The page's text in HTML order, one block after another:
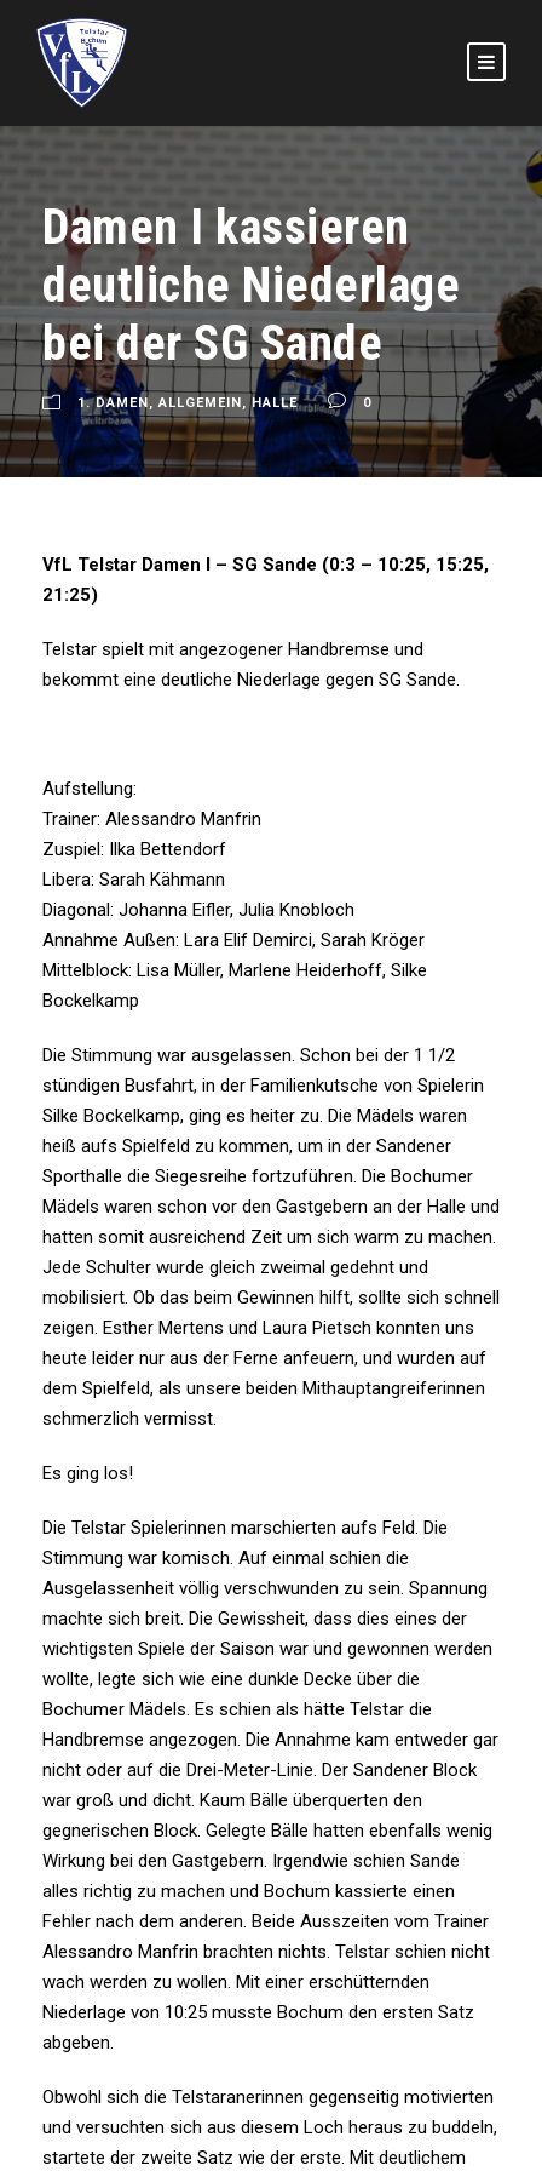
Damen I kassieren
deutliche Niederlage
bei der SG Sande
1. DAMEN, ALLGEMEIN, HALLE 0
VfL Telstar Damen I – SG Sande (0:3 – 10:25, 15:25,
21:25)
Telstar spielt mit angezogener Handbremse und
bekommt eine deutliche Niederlage gegen SG Sande.
Aufstellung:
Trainer: Alessandro Manfrin
Zuspiel: Ilka Bettendorf
Libera: Sarah Kähmann
Diagonal: Johanna Eifler, Julia Knobloch
Annahme Außen: Lara Elif Demirci, Sarah Kröger
Mittelblock: Lisa Müller, Marlene Heiderhoff, Silke
Bockelkamp
Die Stimmung war ausgelassen. Schon bei der 1 1/2
stündigen Busfahrt, in der Familienkutsche von Spielerin
Silke Bockelkamp, ging es heiter zu. Die Mädels waren
heiß aufs Spielfeld zu kommen, um in der Sandener
Sporthalle die Siegesreihe fortzuführen. Die Bochumer
Mädels waren schon vor den Gastgebern an der Halle und
hatten somit ausreichend Zeit um sich warm zu machen.
Jede Schulter wurde gleich zweimal gedehnt und
mobilisiert. Ob das beim Gewinnen hilft, sollte sich schnell
zeigen. Esther Mertens und Laura Pietsch konnten uns
heute leider nur aus der Ferne anfeuern, und wurden auf
dem Spielfeld, als unsere beiden Mithauptangreiferinnen
schmerzlich vermisst.
Es ging los!
Die Telstar Spielerinnen marschierten aufs Feld. Die
Stimmung war komisch. Auf einmal schien die
Ausgelassenheit völlig verschwunden zu sein. Spannung
machte sich breit. Die Gewissheit, dass dies eines der
wichtigsten Spiele der Saison war und gewonnen werden
wollte, legte sich wie eine dunkle Decke über die
Bochumer Mädels. Es schien als hätte Telstar die
Handbremse angezogen. Die Annahme kam entweder gar
nicht oder auf die Drei-Meter-Linie. Der Sandener Block
war groß und dicht. Kaum Bälle überquerten den
gegnerischen Block. Gelegte Bälle hatten ebenfalls wenig
Wirkung bei den Gastgebern. Irgendwie schien Sande
alles richtig zu machen und Bochum kassierte einen
Fehler nach dem anderen. Beide Ausszeiten vom Trainer
Alessandro Manfrin brachten nichts. Telstar schien nicht
wach werden zu wollen. Mit einer erschütternden
Niederlage von 10:25 musste Bochum den ersten Satz
abgeben.
Obwohl sich die Telstaranerinnen gegenseitig motivierten
und versuchten sich aus diesem Loch heraus zu buddeln,
startete der zweite Satz wie der erste. Mit deutlichem